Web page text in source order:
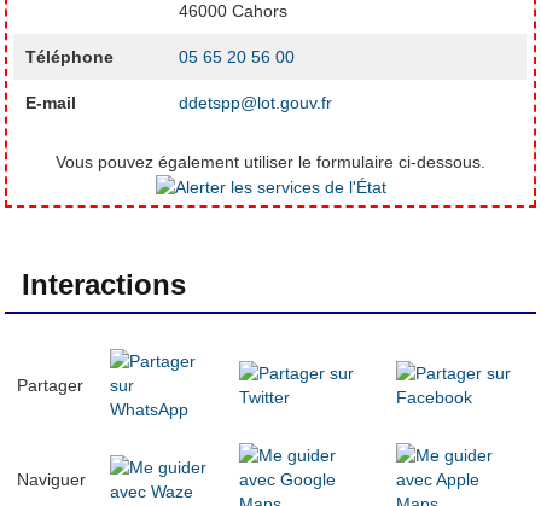
46000 Cahors
Téléphone 05 65 20 56 00
E-mail ddetspp@lot.gouv.fr
Vous pouvez également utiliser le formulaire ci-dessous.
Interactions
Partager
Naviguer